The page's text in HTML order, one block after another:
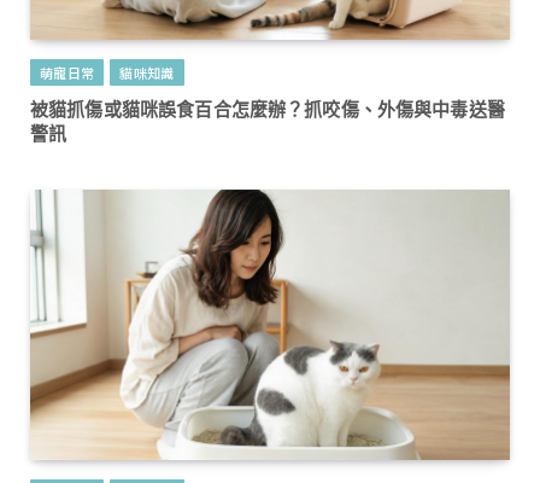
萌寵日常
貓咪知識
被貓抓傷或貓咪誤食百合怎麼辦？抓咬傷、外傷與中毒送醫
警訊